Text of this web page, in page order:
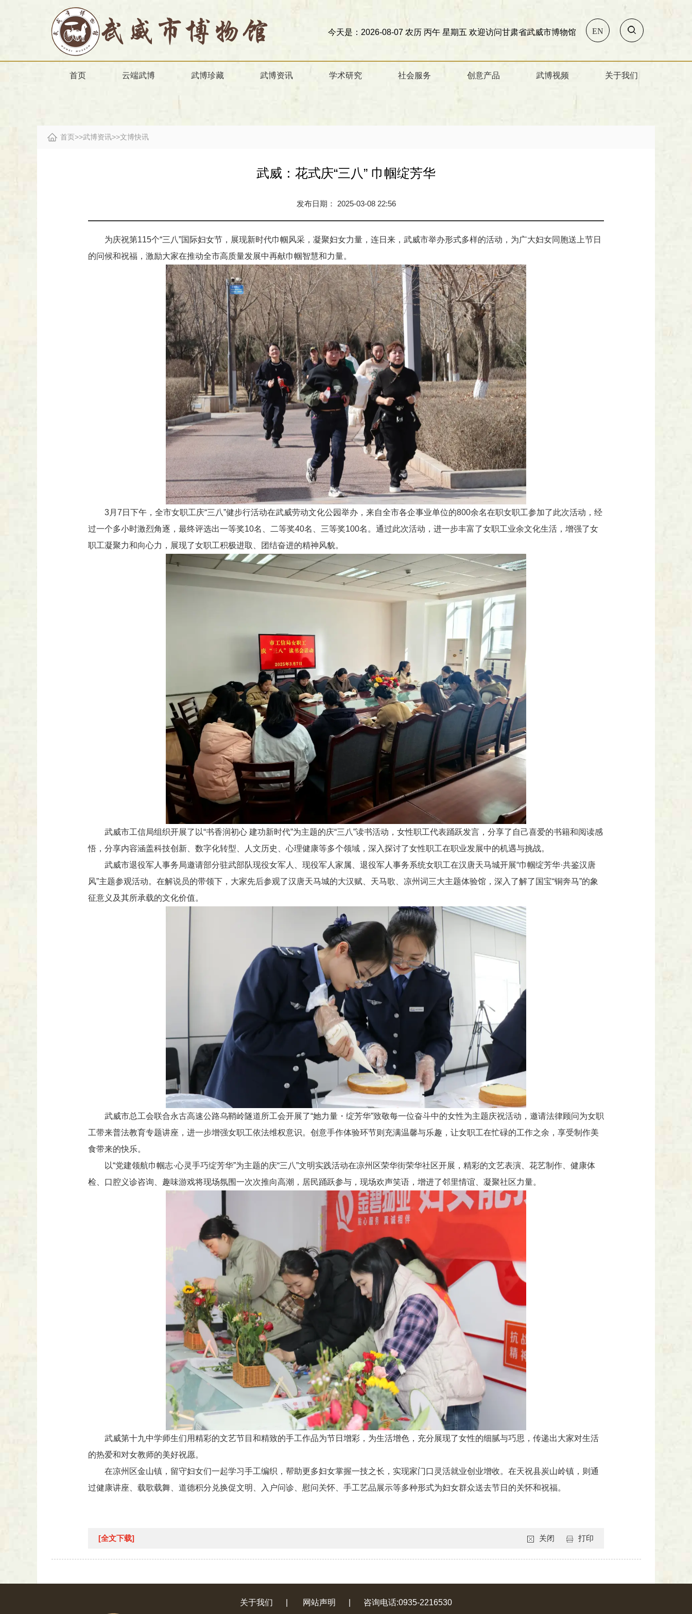
今天是：2026-08-07 农历 丙午 星期五 欢迎访问甘肃省武威市博物馆! EN
首页 云端武博 武博珍藏 武博资讯 学术研究 社会服务 创意产品 武博视频 关于我们
首页>>武博资讯>>文博快讯
武威：花式庆“三八” 巾帼绽芳华
发布日期： 2025-03-08 22:56
为庆祝第115个“三八”国际妇女节，展现新时代巾帼风采，凝聚妇女力量，连日来，武威市举办形式多样的活动，为广大妇女同胞送上节日
的问候和祝福，激励大家在推动全市高质量发展中再献巾帼智慧和力量。
3月7日下午，全市女职工庆“三八”健步行活动在武威劳动文化公园举办，来自全市各企事业单位的800余名在职女职工参加了此次活动，经
过一个多小时激烈角逐，最终评选出一等奖10名、二等奖40名、三等奖100名。通过此次活动，进一步丰富了女职工业余文化生活，增强了女
职工凝聚力和向心力，展现了女职工积极进取、团结奋进的精神风貌。
武威市工信局组织开展了以“书香润初心 建功新时代”为主题的庆“三八”读书活动，女性职工代表踊跃发言，分享了自己喜爱的书籍和阅读感
悟，分享内容涵盖科技创新、数字化转型、人文历史、心理健康等多个领域，深入探讨了女性职工在职业发展中的机遇与挑战。
武威市退役军人事务局邀请部分驻武部队现役女军人、现役军人家属、退役军人事务系统女职工在汉唐天马城开展“巾帼绽芳华·共鉴汉唐
风”主题参观活动。在解说员的带领下，大家先后参观了汉唐天马城的大汉赋、天马歌、凉州词三大主题体验馆，深入了解了国宝“铜奔马”的象
征意义及其所承载的文化价值。
武威市总工会联合永古高速公路乌鞘岭隧道所工会开展了“她力量・绽芳华”致敬每一位奋斗中的女性为主题庆祝活动，邀请法律顾问为女职
工带来普法教育专题讲座，进一步增强女职工依法维权意识。创意手作体验环节则充满温馨与乐趣，让女职工在忙碌的工作之余，享受制作美
食带来的快乐。
以“党建领航巾帼志·心灵手巧绽芳华”为主题的庆“三八”文明实践活动在凉州区荣华街荣华社区开展，精彩的文艺表演、花艺制作、健康体
检、口腔义诊咨询、趣味游戏将现场氛围一次次推向高潮，居民踊跃参与，现场欢声笑语，增进了邻里情谊、凝聚社区力量。
武威第十九中学师生们用精彩的文艺节目和精致的手工作品为节日增彩，为生活增色，充分展现了女性的细腻与巧思，传递出大家对生活
的热爱和对女教师的美好祝愿。
在凉州区金山镇，留守妇女们一起学习手工编织，帮助更多妇女掌握一技之长，实现家门口灵活就业创业增收。在天祝县炭山岭镇，则通
过健康讲座、载歌载舞、道德积分兑换促文明、入户问诊、慰问关怀、手工艺品展示等多种形式为妇女群众送去节日的关怀和祝福。
[全文下载] 打印
关闭
关于我们 网站声明 咨询电话:0935-2216530